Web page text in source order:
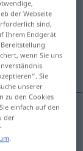
der Webseite
sind,
Ihrem Endgerät
wenn Sie uns
Sie
unserer
zu den Cookies
einfach auf den
der
.